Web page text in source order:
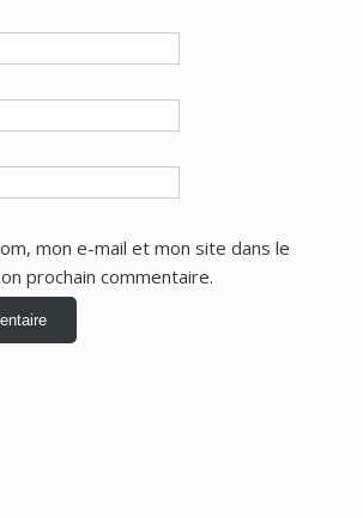
mon e-mail et mon site dans le
prochain commentaire.